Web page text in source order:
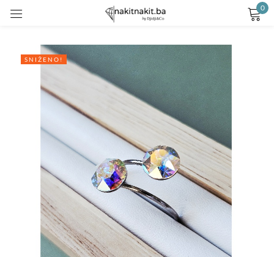
0
SNIŽENO!
Remember me Lost password?
LOG IN
CREATE AN ACCOUNT